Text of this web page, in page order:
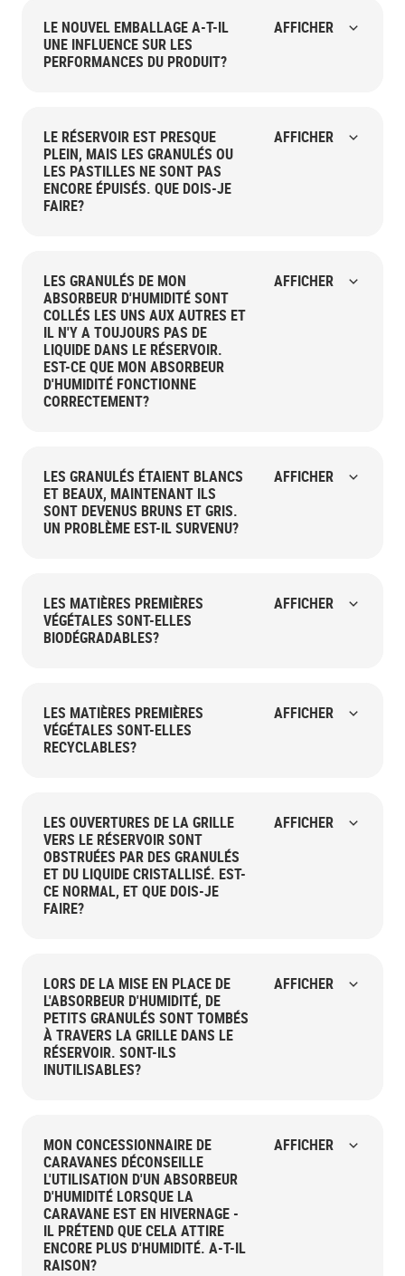
LE NOUVEL EMBALLAGE A-T-IL
UNE INFLUENCE SUR LES
PERFORMANCES DU PRODUIT?
AFFICHER
LE RÉSERVOIR EST PRESQUE
PLEIN, MAIS LES GRANULÉS OU
LES PASTILLES NE SONT PAS
ENCORE ÉPUISÉS. QUE DOIS-JE
FAIRE?
AFFICHER
LES GRANULÉS DE MON
ABSORBEUR D'HUMIDITÉ SONT
COLLÉS LES UNS AUX AUTRES ET
IL N'Y A TOUJOURS PAS DE
LIQUIDE DANS LE RÉSERVOIR.
EST-CE QUE MON ABSORBEUR
D'HUMIDITÉ FONCTIONNE
CORRECTEMENT?
AFFICHER
LES GRANULÉS ÉTAIENT BLANCS
ET BEAUX, MAINTENANT ILS
SONT DEVENUS BRUNS ET GRIS.
UN PROBLÈME EST-IL SURVENU?
AFFICHER
LES MATIÈRES PREMIÈRES
VÉGÉTALES SONT-ELLES
BIODÉGRADABLES?
AFFICHER
LES MATIÈRES PREMIÈRES
VÉGÉTALES SONT-ELLES
RECYCLABLES?
AFFICHER
LES OUVERTURES DE LA GRILLE
VERS LE RÉSERVOIR SONT
OBSTRUÉES PAR DES GRANULÉS
ET DU LIQUIDE CRISTALLISÉ. EST-
CE NORMAL, ET QUE DOIS-JE
FAIRE?
AFFICHER
LORS DE LA MISE EN PLACE DE
L'ABSORBEUR D'HUMIDITÉ, DE
PETITS GRANULÉS SONT TOMBÉS
À TRAVERS LA GRILLE DANS LE
RÉSERVOIR. SONT-ILS
INUTILISABLES?
AFFICHER
MON CONCESSIONNAIRE DE
CARAVANES DÉCONSEILLE
L'UTILISATION D'UN ABSORBEUR
D'HUMIDITÉ LORSQUE LA
CARAVANE EST EN HIVERNAGE -
IL PRÉTEND QUE CELA ATTIRE
ENCORE PLUS D'HUMIDITÉ. A-T-IL
RAISON?
AFFICHER